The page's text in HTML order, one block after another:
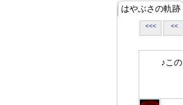
はやぶさの軌跡
<<< <<
♪この